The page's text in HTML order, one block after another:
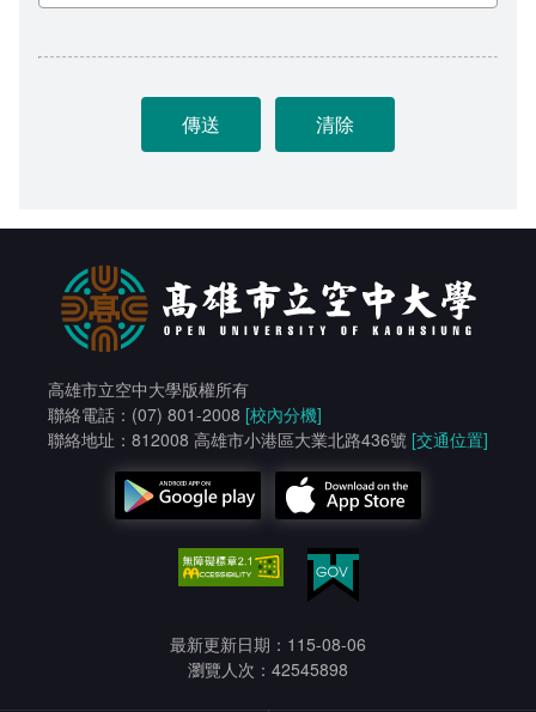
高雄市立空中大學版權所有
聯絡電話：(07) 801-2008 [校內分機]
聯絡地址：812008 高雄市小港區大業北路436號 [交通位置]
最新更新日期：115-08-06
瀏覽人次：42545898